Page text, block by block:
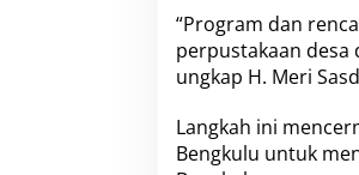
“Program dan
perpustakaan desa
ungkap H. Meri
Langkah ini
Bengkulu untuk